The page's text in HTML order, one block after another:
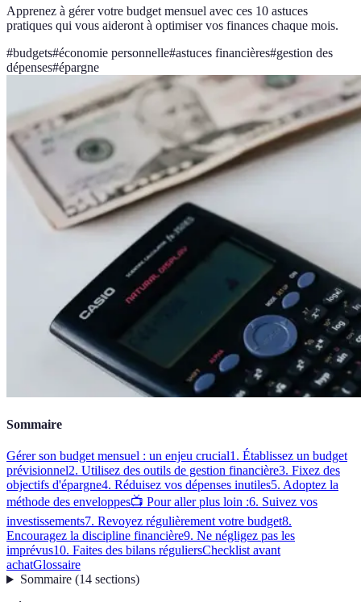
Apprenez à gérer votre budget mensuel avec ces 10 astuces
pratiques qui vous aideront à optimiser vos finances chaque mois.
#budgets#économie personnelle#astuces financières#gestion des
dépenses#épargne
Sommaire
Gérer son budget mensuel : un enjeu crucial1. Établissez un budget
prévisionnel2. Utilisez des outils de gestion financière3. Fixez des
objectifs d'épargne4. Réduisez vos dépenses inutiles5. Adoptez la
méthode des enveloppes📺 Pour aller plus loin :6. Suivez vos
investissements7. Revoyez régulièrement votre budget8.
Encouragez la discipline financière9. Ne négligez pas les
imprévus10. Faites des bilans réguliersChecklist avant
achatGlossaire
Sommaire(14 sections)